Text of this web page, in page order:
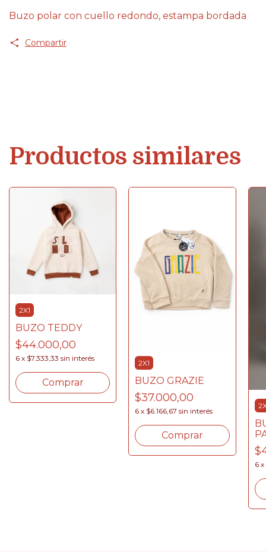
Buzo polar con cuello redondo, estampa bordada
Compartir
Productos similares
2X1
BUZO TEDDY
$44.000,00
6 x $7.333,33 sin interés
Comprar
2X1
BUZO GRAZIE
$37.000,00
6 x $6.166,67 sin interés
Comprar
6 x